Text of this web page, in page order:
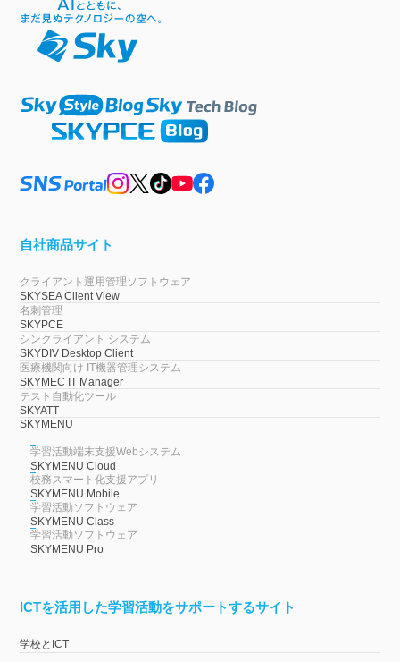
自社商品サイト
クライアント運用管理ソフトウェア
SKYSEA Client View
名刺管理
SKYPCE
シンクライアント システム
SKYDIV Desktop Client
医療機関向け IT機器管理システム
SKYMEC IT Manager
テスト自動化ツール
SKYATT
SKYMENU
学習活動端末支援Webシステム
SKYMENU Cloud
校務スマート化支援アプリ
SKYMENU Mobile
学習活動ソフトウェア
SKYMENU Class
学習活動ソフトウェア
SKYMENU Pro
ICTを活用した学習活動をサポートするサイト
学校とICT